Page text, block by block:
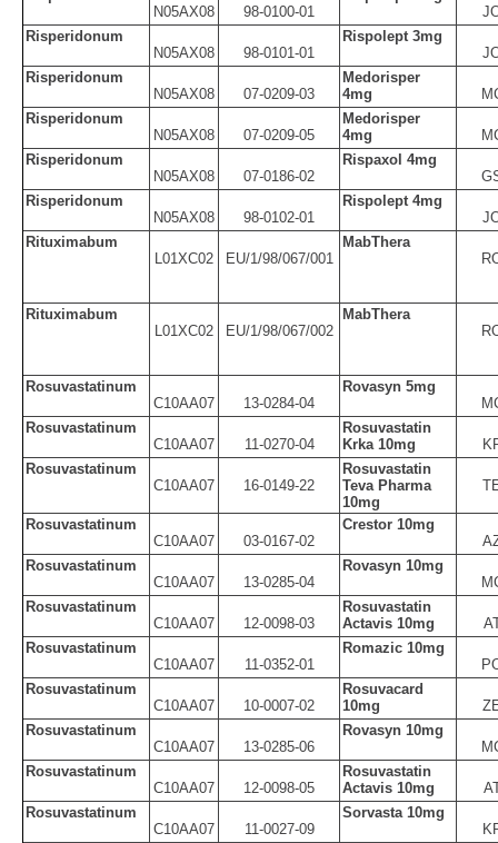
N05AX08
98-0100-01
Risperidonum
N05AX08
98-0101-01
Rispolept 3mg
Risperidonum
N05AX08
07-0209-03
Medorisper
4mg
Risperidonum
N05AX08
07-0209-05
Medorisper
4mg
Risperidonum
N05AX08
07-0186-02
Rispaxol 4mg
Risperidonum
N05AX08
98-0102-01
Rispolept 4mg
Rituximabum
L01XC02
EU/1/98/067/001
MabThera
Rituximabum
L01XC02
EU/1/98/067/002
MabThera
Rosuvastatinum
C10AA07
13-0284-04
Rovasyn 5mg
Rosuvastatinum
C10AA07
11-0270-04
Rosuvastatin
Krka 10mg
Rosuvastatinum
C10AA07
16-0149-22
Rosuvastatin
Teva Pharma
10mg
Rosuvastatinum
C10AA07
03-0167-02
Crestor 10mg
Rosuvastatinum
C10AA07
13-0285-04
Rovasyn 10mg
Rosuvastatinum
C10AA07
12-0098-03
Rosuvastatin
Actavis 10mg
Rosuvastatinum
C10AA07
11-0352-01
Romazic 10mg
Rosuvastatinum
C10AA07
10-0007-02
Rosuvacard
10mg
Rosuvastatinum
C10AA07
13-0285-06
Rovasyn 10mg
Rosuvastatinum
C10AA07
12-0098-05
Rosuvastatin
Actavis 10mg
Rosuvastatinum
C10AA07
11-0027-09
Sorvasta 10mg